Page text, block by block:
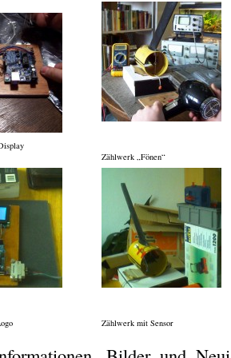
Zählwerk „Fönen“
Zählwerk mit Sensor